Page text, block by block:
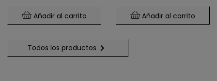
Añadir al carrito Añadir al carrito
Todos los productos 